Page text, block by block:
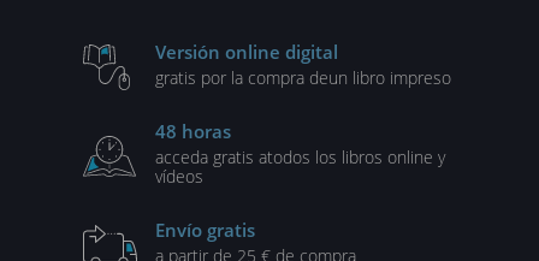
Versión online digital
gratis por la compra deun libro impreso
48 horas
acceda gratis atodos los libros online y
vídeos
Envío gratis
a partir de 25 € de compra